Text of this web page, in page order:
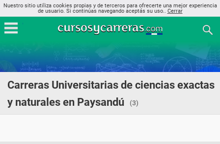
Nuestro sitio utiliza cookies propias y de terceros para ofrecerte una mejor experiencia
de usuario. Si continúas navegando aceptás su uso.. Cerrar
Carreras Universitarias de ciencias exactas
y naturales en Paysandú
(3)